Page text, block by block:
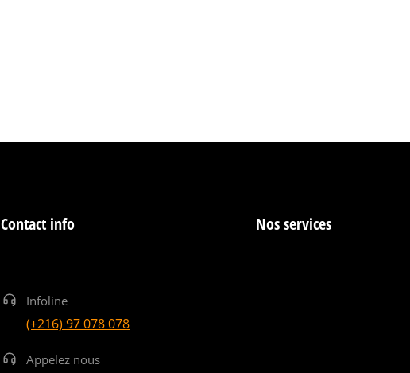
Contact info
Infoline
(+216) 97 078 078
Appelez nous
Nos services